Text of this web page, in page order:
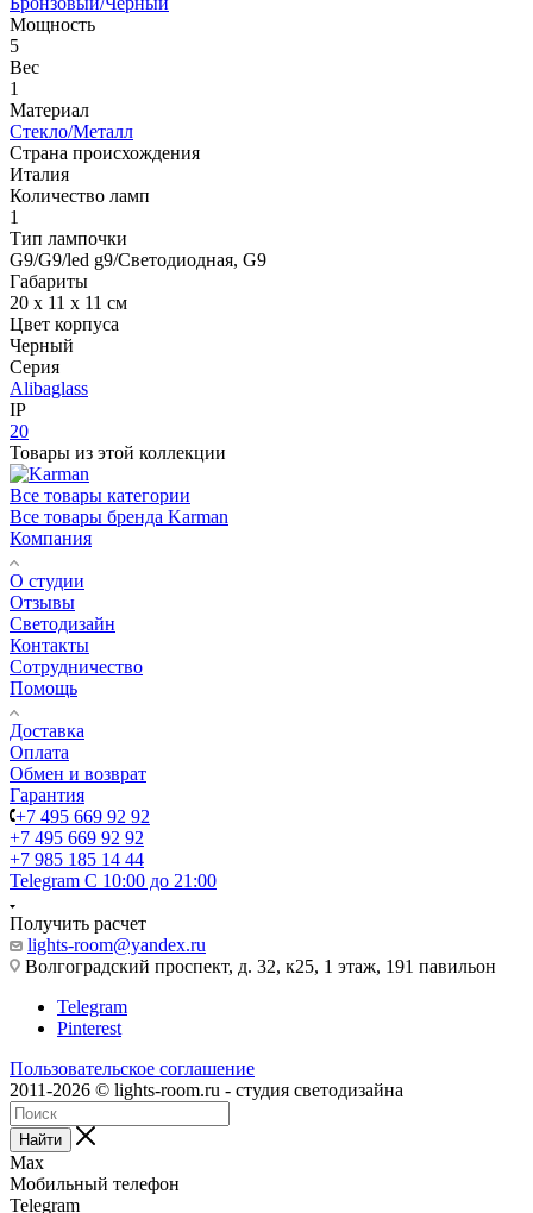
Мощность
5
Вес
1
Материал
Стекло/Металл
Страна происхождения
Италия
Количество ламп
1
Тип лампочки
G9/G9/led g9/Светодиодная, G9
Габариты
20 x 11 x 11 см
Цвет корпуса
Черный
Серия
Alibaglass
IP
20
Товары из этой коллекции
Все товары категории
Все товары бренда Karman
Компания
О студии
Отзывы
Светодизайн
Контакты
Сотрудничество
Помощь
Доставка
Оплата
Обмен и возврат
Гарантия
+7 495 669 92 92
+7 495 669 92 92
+7 985 185 14 44
Telegram С 10:00 до 21:00
Получить расчет
lights-room@yandex.ru
Волгоградский проспект, д. 32, к25, 1 этаж, 191 павильон
Telegram
Pinterest
Пользовательское соглашение
2011-2026 © lights-room.ru - студия светодизайна
Найти
Max
Мобильный телефон
Telegram